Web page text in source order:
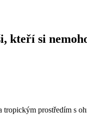
kteří si
prostředím s